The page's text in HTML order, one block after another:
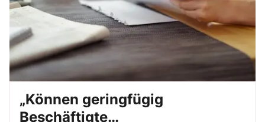
„Können geringfügig
Beschäftigte